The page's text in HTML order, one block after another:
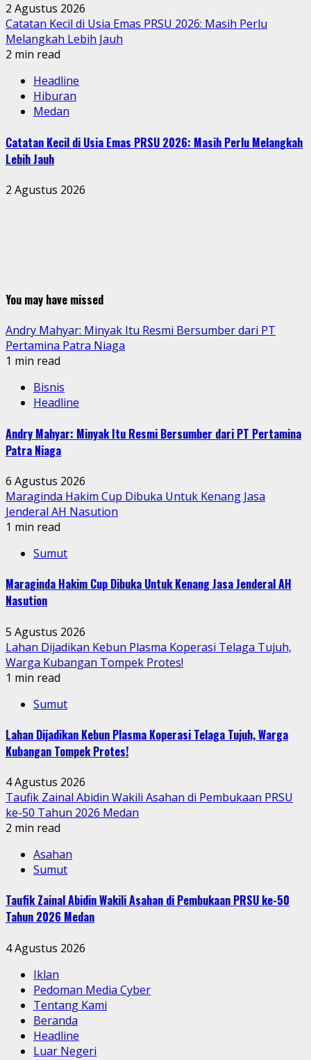
2 Agustus 2026
Catatan Kecil di Usia Emas PRSU 2026: Masih Perlu
Melangkah Lebih Jauh
2 min read
Headline
Hiburan
Medan
Catatan Kecil di Usia Emas PRSU 2026: Masih Perlu Melangkah
Lebih Jauh
2 Agustus 2026
You may have missed
Andry Mahyar: Minyak Itu Resmi Bersumber dari PT
Pertamina Patra Niaga
1 min read
Bisnis
Headline
Andry Mahyar: Minyak Itu Resmi Bersumber dari PT Pertamina
Patra Niaga
6 Agustus 2026
Maraginda Hakim Cup Dibuka Untuk Kenang Jasa
Jenderal AH Nasution
1 min read
Sumut
Maraginda Hakim Cup Dibuka Untuk Kenang Jasa Jenderal AH
Nasution
5 Agustus 2026
Lahan Dijadikan Kebun Plasma Koperasi Telaga Tujuh,
Warga Kubangan Tompek Protes!
1 min read
Sumut
Lahan Dijadikan Kebun Plasma Koperasi Telaga Tujuh, Warga
Kubangan Tompek Protes!
4 Agustus 2026
Taufik Zainal Abidin Wakili Asahan di Pembukaan PRSU
ke-50 Tahun 2026 Medan
2 min read
Asahan
Sumut
Taufik Zainal Abidin Wakili Asahan di Pembukaan PRSU ke-50
Tahun 2026 Medan
4 Agustus 2026
Iklan
Pedoman Media Cyber
Tentang Kami
Beranda
Headline
Luar Negeri